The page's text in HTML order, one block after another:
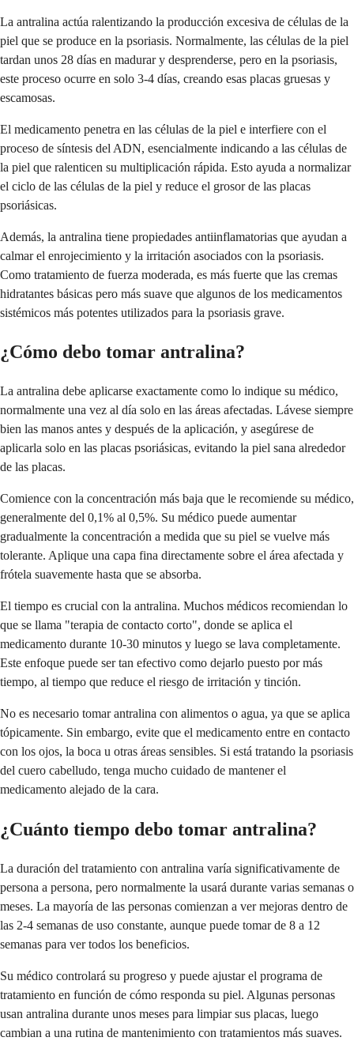
La antralina actúa ralentizando la producción excesiva de células de la
piel que se produce en la psoriasis. Normalmente, las células de la piel
tardan unos 28 días en madurar y desprenderse, pero en la psoriasis,
este proceso ocurre en solo 3-4 días, creando esas placas gruesas y
escamosas.
El medicamento penetra en las células de la piel e interfiere con el
proceso de síntesis del ADN, esencialmente indicando a las células de
la piel que ralenticen su multiplicación rápida. Esto ayuda a normalizar
el ciclo de las células de la piel y reduce el grosor de las placas
psoriásicas.
Además, la antralina tiene propiedades antiinflamatorias que ayudan a
calmar el enrojecimiento y la irritación asociados con la psoriasis.
Como tratamiento de fuerza moderada, es más fuerte que las cremas
hidratantes básicas pero más suave que algunos de los medicamentos
sistémicos más potentes utilizados para la psoriasis grave.
¿Cómo debo tomar antralina?
La antralina debe aplicarse exactamente como lo indique su médico,
normalmente una vez al día solo en las áreas afectadas. Lávese siempre
bien las manos antes y después de la aplicación, y asegúrese de
aplicarla solo en las placas psoriásicas, evitando la piel sana alrededor
de las placas.
Comience con la concentración más baja que le recomiende su médico,
generalmente del 0,1% al 0,5%. Su médico puede aumentar
gradualmente la concentración a medida que su piel se vuelve más
tolerante. Aplique una capa fina directamente sobre el área afectada y
frótela suavemente hasta que se absorba.
El tiempo es crucial con la antralina. Muchos médicos recomiendan lo
que se llama "terapia de contacto corto", donde se aplica el
medicamento durante 10-30 minutos y luego se lava completamente.
Este enfoque puede ser tan efectivo como dejarlo puesto por más
tiempo, al tiempo que reduce el riesgo de irritación y tinción.
No es necesario tomar antralina con alimentos o agua, ya que se aplica
tópicamente. Sin embargo, evite que el medicamento entre en contacto
con los ojos, la boca u otras áreas sensibles. Si está tratando la psoriasis
del cuero cabelludo, tenga mucho cuidado de mantener el
medicamento alejado de la cara.
¿Cuánto tiempo debo tomar antralina?
La duración del tratamiento con antralina varía significativamente de
persona a persona, pero normalmente la usará durante varias semanas o
meses. La mayoría de las personas comienzan a ver mejoras dentro de
las 2-4 semanas de uso constante, aunque puede tomar de 8 a 12
semanas para ver todos los beneficios.
Su médico controlará su progreso y puede ajustar el programa de
tratamiento en función de cómo responda su piel. Algunas personas
usan antralina durante unos meses para limpiar sus placas, luego
cambian a una rutina de mantenimiento con tratamientos más suaves.